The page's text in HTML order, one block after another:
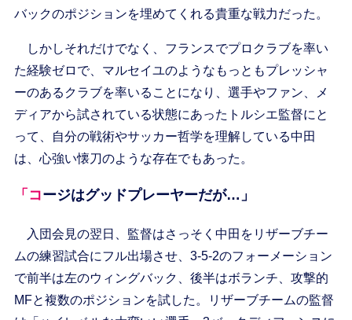
バックのポジションを埋めてくれる貴重な戦力だった。
しかしそれだけでなく、フランスでプロクラブを率い
た経験ゼロで、マルセイユのようなもっともプレッシャ
ーのあるクラブを率いることになり、選手やファン、メ
ディアから試されている状態にあったトルシエ監督にと
って、自分の戦術やサッカー哲学を理解している中田
は、心強い懐刀のような存在でもあった。
「コージはグッドプレーヤーだが…」
入団会見の翌日、監督はさっそく中田をリザーブチー
ムの練習試合にフル出場させ、3-5-2のフォーメーション
で前半は左のウィングバック、後半はボランチ、攻撃的
MFと複数のポジションを試した。リザーブチームの監督